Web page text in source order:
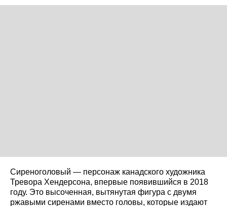
Сиреноголовый — персонаж канадского художника
Тревора Хендерсона, впервые появившийся в 2018
году. Это высоченная, вытянутая фигура с двумя
ржавыми сиренами вместо головы, которые издают